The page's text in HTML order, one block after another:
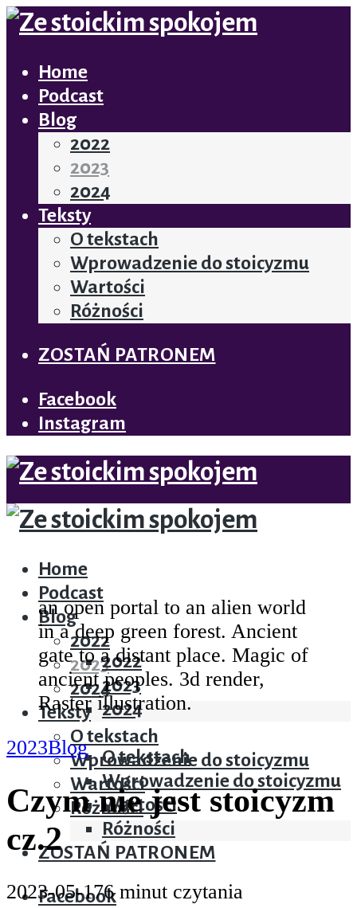
Home
Podcast
Blog
2022
2023
2024
Teksty
O tekstach
Wprowadzenie do stoicyzmu
Wartości
Różności
ZOSTAŃ PATRONEM
Facebook
Instagram
ZOSTAŃ PATRONEM
Menu
Home
Podcast
Blog
2022
2023
2024
Teksty
O tekstach
Wprowadzenie do stoicyzmu
Wartości
Różności
Home
Podcast
Blog
2022
2023
2024
Teksty
O tekstach
Wprowadzenie do stoicyzmu
Wartości
Różności
ZOSTAŃ PATRONEM
Facebook
an open portal to an alien world
in a deep green forest. Ancient
gate to a distant place. Magic of
ancient peoples. 3d render,
Raster illustration.
2023Blog
Czym nie jest stoicyzm
cz.2
2023-05-176 minut czytania